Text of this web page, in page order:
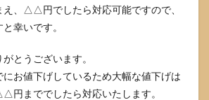
え、△△円でしたら対応可能ですので、
幸いです。
とうございます。
にお値下げしているため大幅な値下げは
円まででしたら対応いたします。